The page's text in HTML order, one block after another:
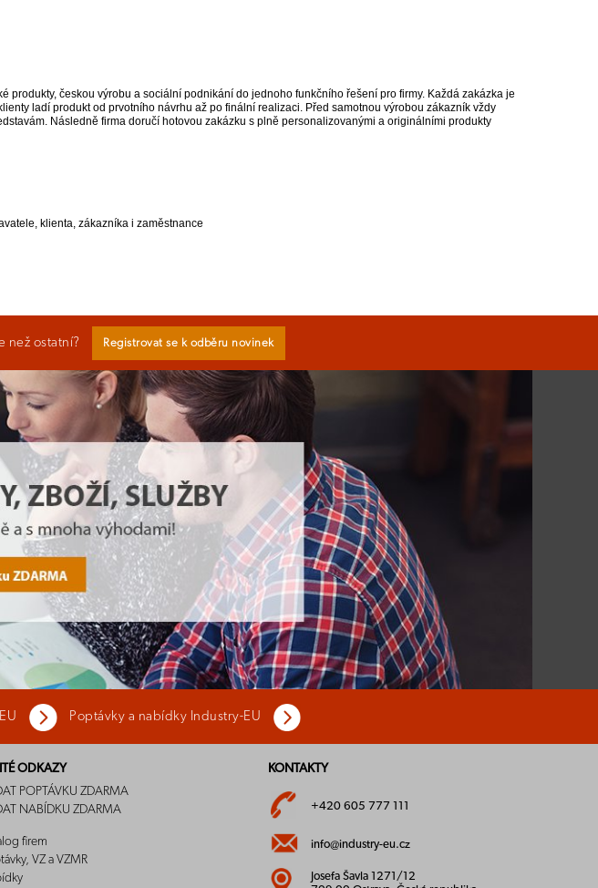
českou výrobu a sociální podnikání do jednoho funkčního řešení pro firmy. Každá zakázka je
ladí produkt od prvotního návrhu až po finální realizaci. Před samotnou výrobou zákazník vždy
Následně firma doručí hotovou zakázku s plně personalizovanými a originálními produkty
klienta, zákazníka i zaměstnance
než ostatní? Registrovat se k odběru novinek
Poptávky a nabídky Industry-EU
ODKAZY
POPTÁVKU ZDARMA
NABÍDKU ZDARMA
firem
VZ a VZMR
KONTAKTY
+420 605 777 111
info@industry-eu.cz
Josefa Šavla 1271/12